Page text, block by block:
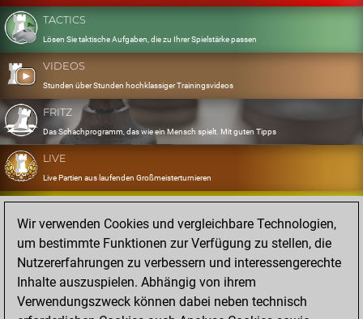
TACTICS
Lösen Sie taktische Aufgaben, die zu Ihrer Spielstärke passen
VIDEOS
Stunden über Stunden hochklassiger Trainingsvideos
FRITZ
Das Schachprogramm, das wie ein Mensch spielt. Mit guten Tipps
LIVE
Live Partien aus laufenden Großmeisterturnieren
OPENINGS
Erfassen und Üben Sie Ihr Eröffnungsrepertoire
DATABASE
Acht Millionen starke Partien
MYGAMES
Speichern und analysieren Sie eigene Partien in der Cloud
Wir verwenden Cookies und vergleichbare Technologien,
um bestimmte Funktionen zur Verfügung zu stellen, die
Nutzererfahrungen zu verbessern und interessengerechte
Inhalte auszuspielen. Abhängig von ihrem
Verwendungszweck können dabei neben technisch